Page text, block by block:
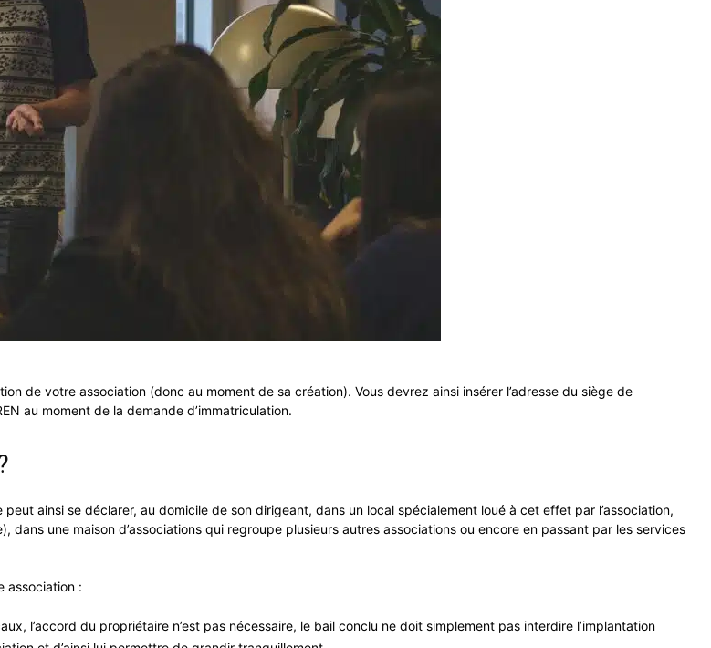
de votre association (donc au moment de sa création). Vous devrez ainsi insérer l’adresse du siège de
au moment de la demande d’immatriculation.
ainsi se déclarer, au domicile de son dirigeant, dans un local spécialement loué à cet effet par l’association,
une maison d’associations qui regroupe plusieurs autres associations ou encore en passant par les services
association :
l’accord du propriétaire n’est pas nécessaire, le bail conclu ne doit simplement pas interdire l’implantation